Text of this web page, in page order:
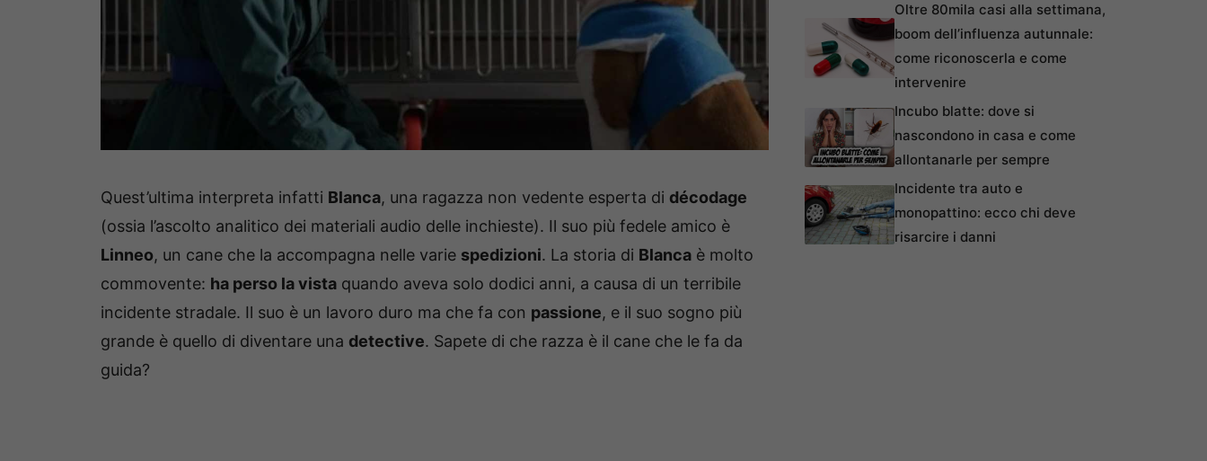
Quest’ultima interpreta infatti Blanca, una ragazza non vedente esperta di décodage
(ossia l’ascolto analitico dei materiali audio delle inchieste). Il suo più fedele amico è
Linneo, un cane che la accompagna nelle varie spedizioni. La storia di Blanca è molto
commovente: ha perso la vista quando aveva solo dodici anni, a causa di un terribile
incidente stradale. Il suo è un lavoro duro ma che fa con passione, e il suo sogno più
grande è quello di diventare una detective. Sapete di che razza è il cane che le fa da
guida?
Oltre 80mila casi alla settimana,
boom dell’influenza autunnale:
come riconoscerla e come
intervenire
Incubo blatte: dove si
nascondono in casa e come
allontanarle per sempre
Incidente tra auto e
monopattino: ecco chi deve
risarcire i danni